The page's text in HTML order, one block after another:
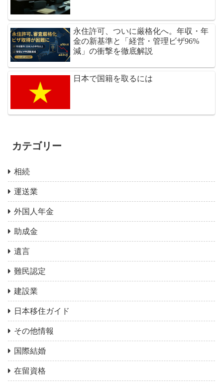
永住許可、ついに厳格化へ。年収・年
金の新基準と「経営・管理ビザ96%
減」の衝撃を徹底解説
日本で国籍を取るには
カテゴリー
相続
運送業
外国人年金
助成金
遺言
難民認定
建設業
日本移住ガイド
その他情報
国際結婚
在留資格